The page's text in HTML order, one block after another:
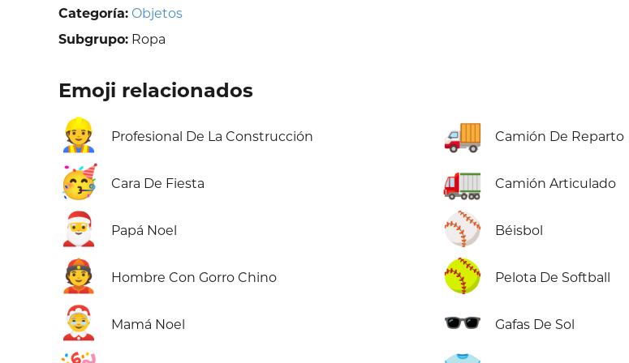
Categoría: Objetos
Subgrupo: Ropa
Emoji relacionados
👷 Profesional De La Construcción
🥳 Cara De Fiesta
🎅 Papá Noel
👲 Hombre Con Gorro Chino
🤶 Mamá Noel
🚚 Camión De Reparto
🚛 Camión Articulado
⚾ Béisbol
🥎 Pelota De Softball
🕶️ Gafas De Sol